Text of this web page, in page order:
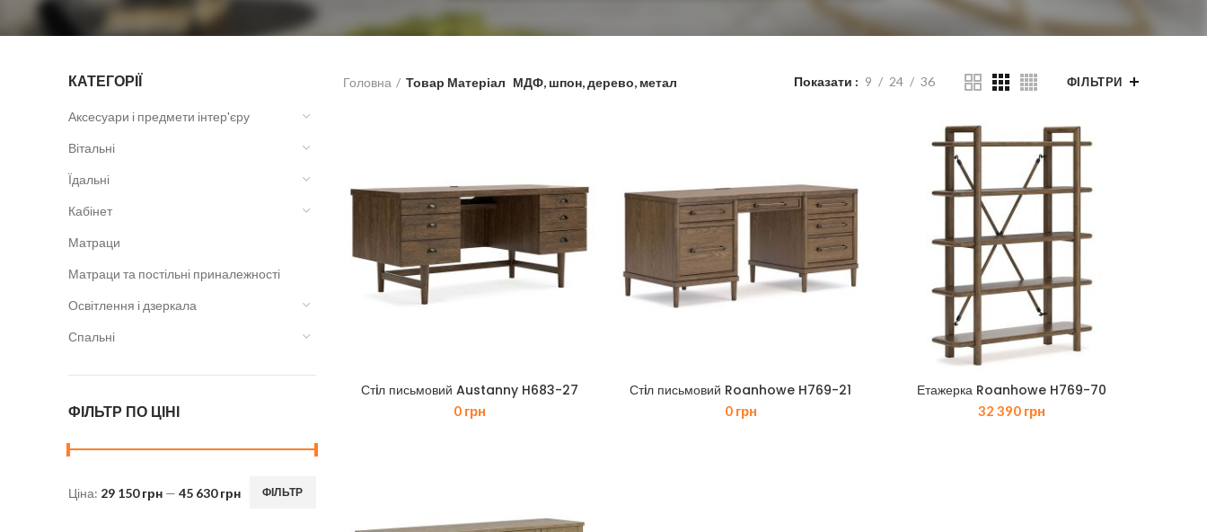
КАТЕГОРІЇ
Аксесуари і предмети інтер'єру
Вітальні
Їдальні
Кабінет
Матраци
Матраци та постільні приналежності
Освітлення і дзеркала
Спальні
ФІЛЬТР ПО ЦІНІ
Мінімальна
Найбільша
ФІЛЬТР
Ціна: 29 150 грн — 45 630 грн
Головна Товар Матеріал МДФ, шпон, дерево, метал Показати 9 24 36 ФІЛЬТРИ
Стiл письмовий Austanny H683-27
0 грн
Стiл письмовий Roanhowe H769-21
0 грн
Етажерка Roanhowe H769-70
32 390 грн